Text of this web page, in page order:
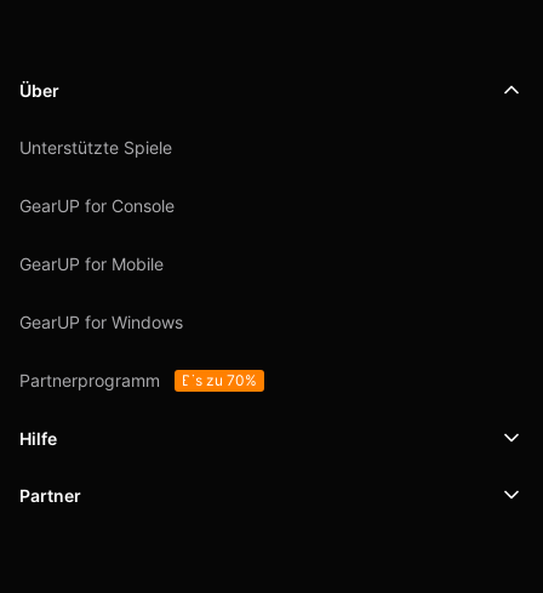
Über
Unterstützte Spiele
GearUP for Console
GearUP for Mobile
GearUP for Windows
Partnerprogramm Bis zu 70%
Hilfe
Support
Partner